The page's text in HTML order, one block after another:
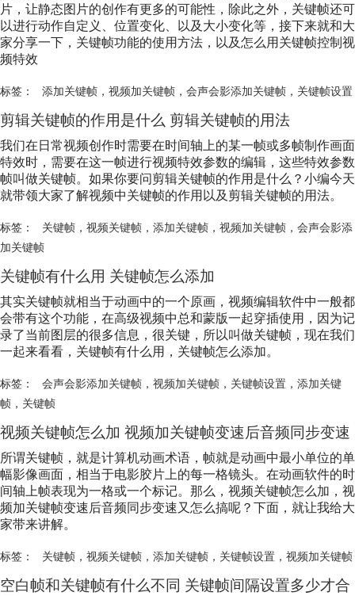
片，让静态图片的创作有更多的可能性，除此之外，关键帧还可
以进行动作自定义、位置变化、以及大小变化等，接下来就和大
家分享一下，关键帧功能的使用方法，以及怎么用关键帧控制视
频特效
标签： 添加关键帧， 视频加关键帧， 会声会影添加关键帧， 关键帧设置
剪辑关键帧的作用是什么 剪辑关键帧的用法
我们在日常视频创作时需要在时间轴上的某一帧或多帧制作画面
特效时，需要在这一帧进行视频特效参数的编辑，这些特效参数
帧叫做关键帧。如果你要问剪辑关键帧的作用是什么？小编今天
就带领大家了解视频中关键帧的作用以及剪辑关键帧的用法。
标签： 关键帧， 视频关键帧， 添加关键帧， 视频加关键帧， 会声会影添
加关键帧
关键帧有什么用 关键帧怎么添加
其实关键帧就相当于动画中的一个原画，视频编辑软件中一般都
会带有这个功能，在高级视频中总和蒙版一起穿插使用，因为记
录了当前图层的很多信息，很关键，所以叫做关键帧，现在我们
一起来看看，关键帧有什么用，关键帧怎么添加。
标签： 会声会影添加关键帧， 视频加关键帧， 关键帧设置， 添加关键
帧 ， 关键帧
视频关键帧怎么加 视频加关键帧变速后音频同步变速
所谓关键帧，就是计算机动画术语，帧就是动画中最小单位的单
幅影像画面，相当于电影胶片上的每一格镜头。在动画软件的时
间轴上帧表现为一格或一个标记。那么，视频关键帧怎么加，视
频加关键帧变速后音频同步变速又怎么搞呢？下面，就让我给大
家带来讲解。
标签： 关键帧， 视频关键帧， 添加关键帧， 关键帧设置， 视频加关键帧
空白帧和关键帧有什么不同 关键帧间隔设置多少才合